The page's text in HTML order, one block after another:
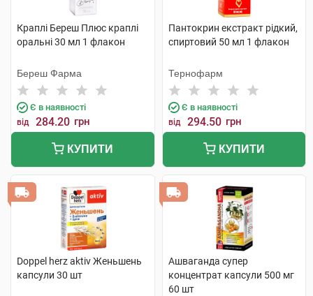
Краплі Береш Плюс краплі
оральні 30 мл 1 флакон
Береш Фарма
Є в наявності
від 284.20 грн
КУПИТИ
Пантокрин екстракт рідкий,
спиртовий 50 мл 1 флакон
Тернофарм
Є в наявності
від 294.50 грн
КУПИТИ
Doppel herz aktiv Женьшень
капсули 30 шт
Ашваганда супер
концентрат капсули 500 мг
60 шт